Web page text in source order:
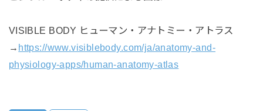
VISIBLE BODY ヒューマン・アナトミー・アトラス
→ https://www.visiblebody.com/ja/anatomy-and-
physiology-apps/human-anatomy-atlas